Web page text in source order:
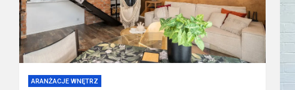
ARANŻACJE WNĘTRZ